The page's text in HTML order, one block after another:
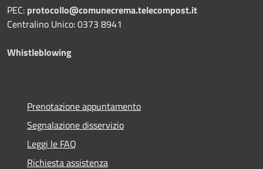
PEC: protocollo@comunecrema.telecompost.it
Centralino Unico: 0373 8941
Whistleblowing
Prenotazione appuntamento
Segnalazione disservizio
Leggi le FAQ
Richiesta assistenza